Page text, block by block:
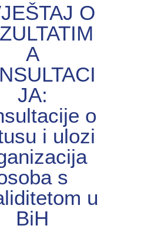
O
A
JA:
o
i ulozi
s
u
BiH